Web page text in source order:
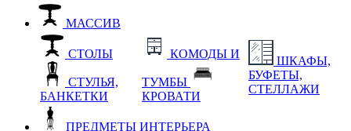
МАССИВ
СТОЛЫ
СТУЛЬЯ,
БАНКЕТКИ
КОМОДЫ И
ТУМБЫ
КРОВАТИ
ШКАФЫ,
БУФЕТЫ,
СТЕЛЛАЖИ
ПРЕДМЕТЫ ИНТЕРЬЕРА